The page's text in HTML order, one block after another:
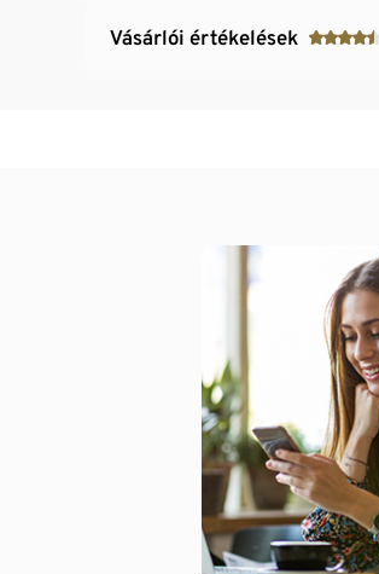
Vásárlói értékelések